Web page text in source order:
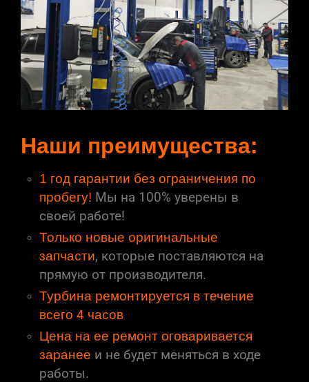
Наши преимущества:
1 год гарантии без ограничения по
пробегу! Мы на 100% уверены в
своей работе!
Только новые оригинальные
запчасти, которые поставляются на
прямую от производителя.
Турбина ремонтируется в течение
всего 4 часов
Цена на ее ремонт оговаривается
заранее и не будет меняться в ходе
работы.